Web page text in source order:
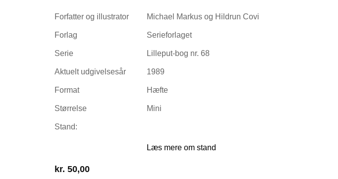
Forfatter og illustrator Michael Markus og Hildrun Covi
Forlag Serieforlaget
Serie Lilleput-bog nr. 68
Aktuelt udgivelsesår 1989
Format Hæfte
Størrelse Mini
Stand:
Læs mere om stand
kr. 50,00